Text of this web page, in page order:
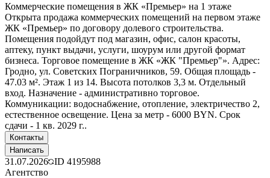
Коммерческие помещения в ЖК «Премьер» на 1 этаже
Открыта продажа коммерческих помещений на первом этаже
ЖК «Премьер» по договору долевого строительства.
Помещения подойдут под магазин, офис, салон красоты,
аптеку, пункт выдачи, услуги, шоурум или другой формат
бизнеса. Торговое помещение в ЖК «ЖК "Премьер"». Адрес:
Гродно, ул. Советских Пограничников, 59. Общая площадь -
47.03 м². Этаж 1 из 14. Высота потолков 3,3 м. Отдельный
вход. Назначение - административно торговое.
Коммуникации: водоснабжение, отопление, электричество 2,
естественное освещение. Цена за метр - 6000 BYN. Срок
сдачи - 1 кв. 2029 г..
Контакты
Написать
31.07.2026 ID 4195988
Агентство